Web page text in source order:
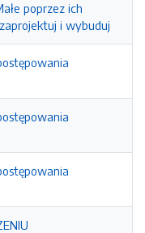
poprzez ich
i wybuduj